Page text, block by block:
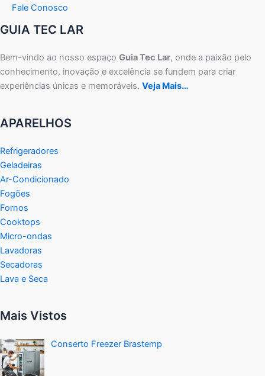
Fale Conosco
GUIA TEC LAR
Bem-vindo ao nosso espaço Guia Tec Lar, onde a paixão pelo
conhecimento, inovação e excelência se fundem para criar
experiências únicas e memoráveis. Veja Mais…
APARELHOS
Refrigeradores
Geladeiras
Ar-Condicionado
Fogões
Fornos
Cooktops
Micro-ondas
Lavadoras
Secadoras
Lava e Seca
Mais Vistos
Conserto Freezer Brastemp